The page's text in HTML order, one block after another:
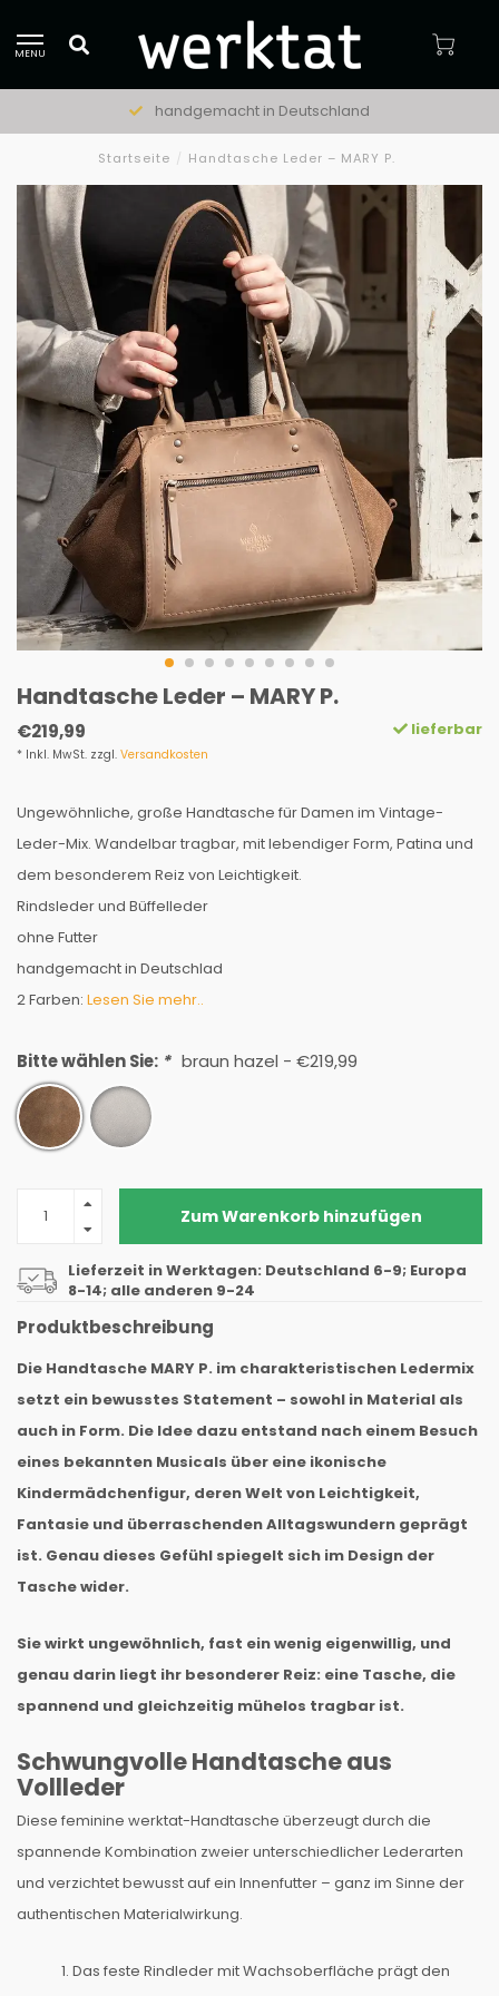
MENU
handgemacht in Deutschland
Startseite / Handtasche Leder – MARY P.
Handtasche Leder – MARY P.
€219,99
* Inkl. MwSt. zzgl. Versandkosten
lieferbar
Ungewöhnliche, große Handtasche für Damen im Vintage-
Leder-Mix. Wandelbar tragbar, mit lebendiger Form, Patina und
dem besonderem Reiz von Leichtigkeit.
Rindsleder und Büffelleder
ohne Futter
handgemacht in Deutschlad
2 Farben: Lesen Sie mehr..
Bitte wählen Sie: * braun hazel - €219,99
Zum Warenkorb hinzufügen
Lieferzeit in Werktagen: Deutschland 6-9; Europa
8-14; alle anderen 9-24
Produktbeschreibung
Die Handtasche MARY P. im charakteristischen Ledermix
setzt ein bewusstes Statement – sowohl in Material als
auch in Form. Die Idee dazu entstand nach einem Besuch
eines bekannten Musicals über eine ikonische
Kindermädchenfigur, deren Welt von Leichtigkeit,
Fantasie und überraschenden Alltagswundern geprägt
ist. Genau dieses Gefühl spiegelt sich im Design der
Tasche wider.
Sie wirkt ungewöhnlich, fast ein wenig eigenwillig, und
genau darin liegt ihr besonderer Reiz: eine Tasche, die
spannend und gleichzeitig mühelos tragbar ist.
Schwungvolle Handtasche aus
Vollleder
Diese feminine werktat-Handtasche überzeugt durch die
spannende Kombination zweier unterschiedlicher Lederarten
und verzichtet bewusst auf ein Innenfutter – ganz im Sinne der
authentischen Materialwirkung.
1. Das feste Rindleder mit Wachsoberfläche prägt den